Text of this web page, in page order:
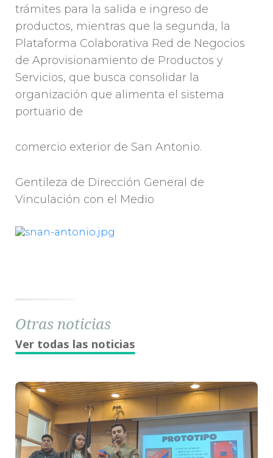
trámites para la salida e ingreso de
productos, mientras que la segunda, la
Plataforma Colaborativa Red de Negocios
de Aprovisionamiento de Productos y
Servicios, que busca consolidar la
organización que alimenta el sistema
portuario de
comercio exterior de San Antonio.
Gentileza de Dirección General de
Vinculación con el Medio
Otras noticias
Ver todas las noticias